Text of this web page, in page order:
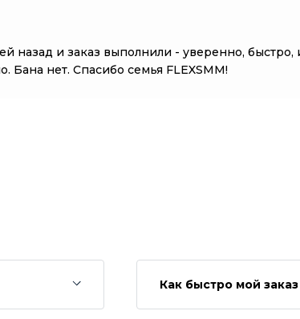
назад и заказ выполнили - уверенно, быстро,
Бана нет. Спасибо семья FLEXSMM!
Как быстро мой